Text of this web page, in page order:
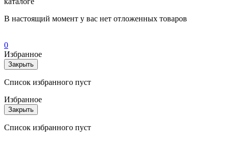
В настоящий момент у вас нет отложенных товаров
0
Избранное
Закрыть
Список избранного пуст
Избранное
Закрыть
Список избранного пуст